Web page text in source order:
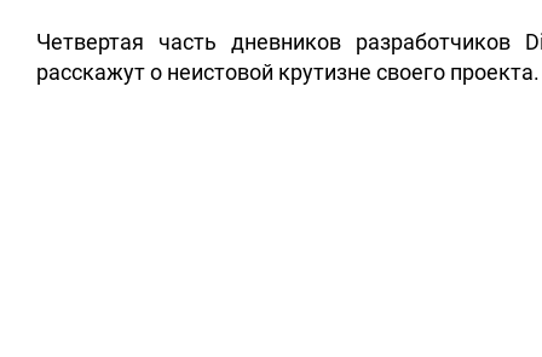
Четвертая часть дневников
расскажут о неистовой крутизне своего проекта.